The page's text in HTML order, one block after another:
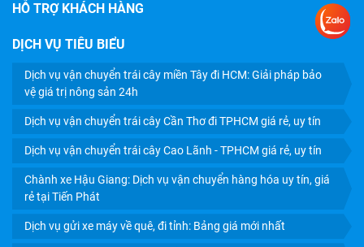
DỊCH VỤ GỬI XE MÁY VỀ QUÊ, ĐI TỈNH: BẢNG GIÁ MỚI
HỖ TRỢ KHÁCH HÀNG
DỊCH VỤ TIÊU BIỂU
Dịch vụ vận chuyển trái cây miền Tây đi HCM: Giải pháp bảo
vệ giá trị nông sản 24h
Dịch vụ vận chuyển trái cây Cần Thơ đi TPHCM giá rẻ, uy tín
Dịch vụ vận chuyển trái cây Cao Lãnh - TPHCM giá rẻ, uy tín
Chành xe Hậu Giang: Dịch vụ vận chuyển hàng hóa uy tín, giá
rẻ tại Tiến Phát
Dịch vụ gửi xe máy về quê, đi tỉnh: Bảng giá mới nhất